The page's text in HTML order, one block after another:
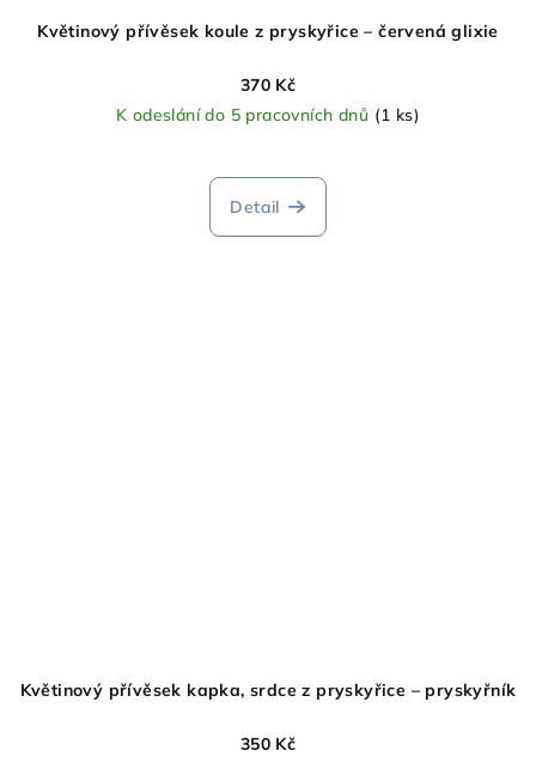
Květinový přívěsek koule z pryskyřice – červená glixie
370 Kč
K odeslání do 5 pracovních dnů (1 ks)
Detail
Květinový přívěsek kapka, srdce z pryskyřice – pryskyřník
350 Kč